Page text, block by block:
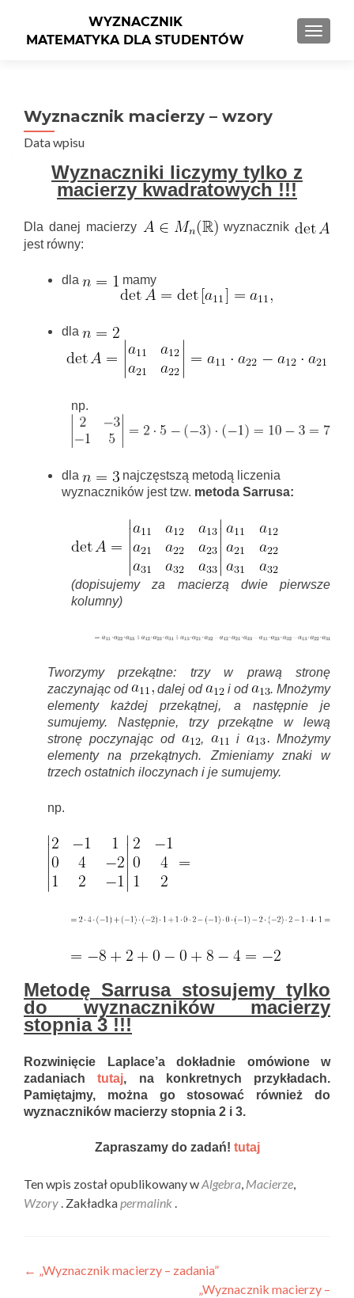
Wyznacznik macierzy – wzory
Data wpisu
Wyznaczniki liczymy tylko z
macierzy kwadratowych !!!
Dla danej macierzy
wyznacznik
jest równy:
dla mamy
dla
np.
dla
najczęstszą metodą liczenia
wyznaczników jest tzw. metoda Sarrusa:
(dopisujemy za macierzą dwie pierwsze
kolumny)
Tworzymy przekątne: trzy w prawą stronę
zaczynając od
dalej od i od
. Mnożymy
elementy każdej przekątnej, a następnie je
sumujemy. Następnie, trzy przekątne w lewą
stronę poczynając od
, i
Mnożymy
elementy na przekątnych. Zmieniamy znaki w
trzech ostatnich iloczynach i je sumujemy.
np.
Metodę Sarrusa stosujemy tylko
do wyznaczników macierzy
stopnia 3 !!!
Rozwinięcie Laplace’a dokładnie omówione w
zadaniachtutaj, na konkretnych przykładach.
Pamiętajmy, można go stosować również do
wyznaczników macierzy stopnia 2 i 3.
Zapraszamy do zadań! tutaj
Ten wpis został opublikowany wAlgebra Macierze
Wzory . Zakładka permalink
Nawigacja wpisu
← „Wyznacznik macierzy – zadania”
„Wyznacznik macierzy –